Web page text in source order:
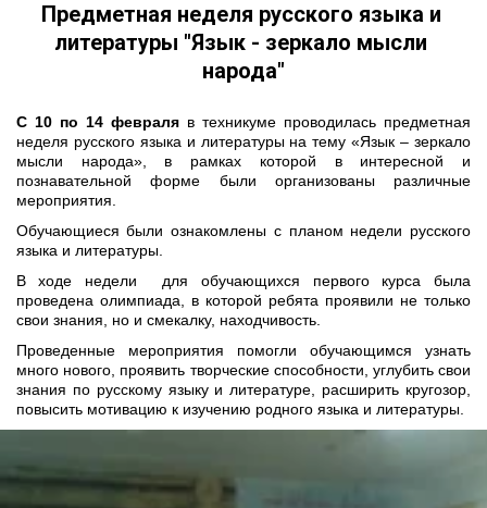
Предметная неделя русского языка и
литературы "Язык - зеркало мысли
народа"
С 10 по 14 февраляв техникуме проводилась предметная
неделя русского языка и литературы на тему «Язык – зеркало
мысли народа», в рамках которой в интересной и
познавательной форме были организованы различные
мероприятия.
Обучающиеся были ознакомлены с планом недели русского
языка и литературы.
В ходе недели для обучающихся первого курса была
проведена олимпиада, в которой ребята проявили не только
свои знания, но и смекалку, находчивость.
Проведенные мероприятия помогли обучающимся узнать
много нового, проявить творческие способности, углубить свои
знания по русскому языку и литературе, расширить кругозор,
повысить мотивацию к изучению родного языка и литературы.